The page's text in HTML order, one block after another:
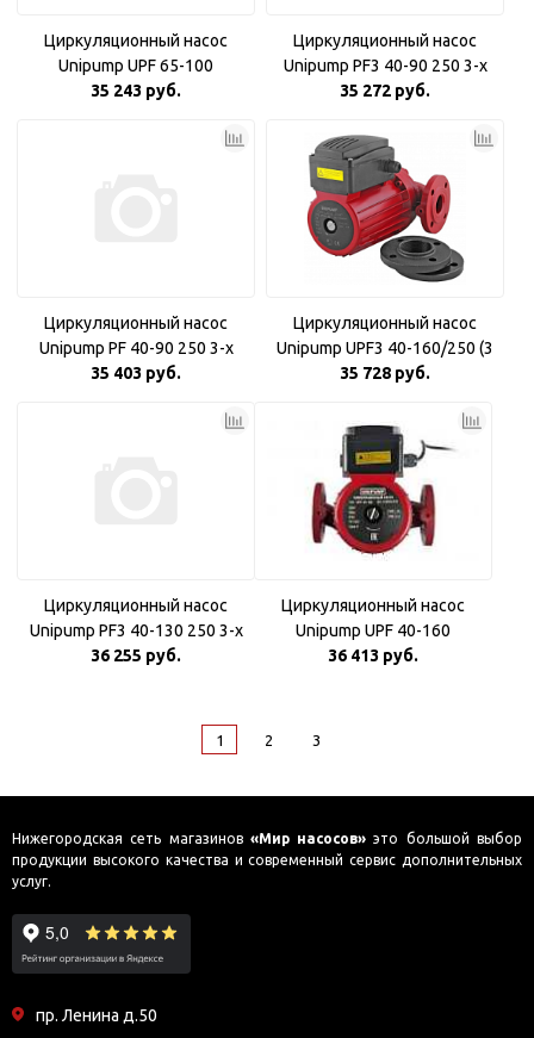
Циркуляционный насос
Unipump UPF 65-100
35 243 руб.
Циркуляционный насос
Unipump PF3 40-90 250 3-х
скоростной
35 272 руб.
Циркуляционный насос
Unipump PF 40-90 250 3-х
скоростной
35 403 руб.
Циркуляционный насос
Unipump UPF3 40-160/250 (3
фазн)
35 728 руб.
Циркуляционный насос
Unipump PF3 40-130 250 3-х
скоростной
36 255 руб.
Циркуляционный насос
Unipump UPF 40-160
36 413 руб.
1 2 3
Нижегородская сеть магазинов «Мир насосов» это большой выбор
продукции высокого качества и современный сервис дополнительных
услуг.
пр. Ленина д.50